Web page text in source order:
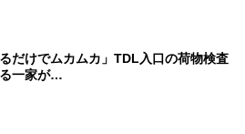
るだけでムカムカ」TDL入口の荷物検査
一家が…